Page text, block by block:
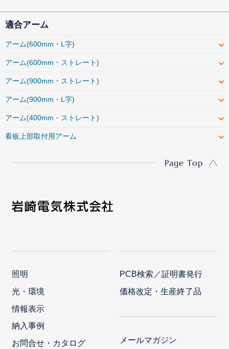
適合アーム
アーム(600mm・L字)
アーム(600mm・ストレート)
アーム(900mm・ストレート)
アーム(900mm・L字)
アーム(400mm・ストレート)
看板上部取付用アーム
Page Top
照明
光・環境
情報表示
納入事例
お問合せ・カタログ
PCB検索／証明書発行
価格改定・生産終了品
メールマガジン